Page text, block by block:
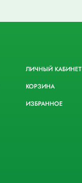
ЛИЧНЫЙ КАБИНЕТ
КОРЗИНА
ИЗБРАННОЕ